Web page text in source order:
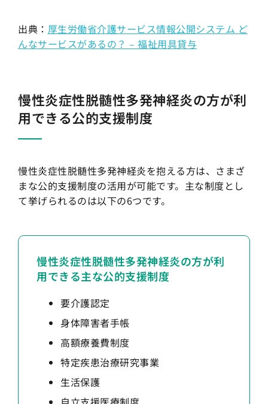
出典： 厚生労働省介護サービス情報公開システム ど
んなサービスがあるの？ – 福祉用具貸与
慢性炎症性脱髄性多発神経炎の方が利
用できる公的支援制度
慢性炎症性脱髄性多発神経炎を抱える方は、さまざ
まな公的支援制度の活用が可能です。主な制度とし
て挙げられるのは以下の6つです。
慢性炎症性脱髄性多発神経炎の方が利
用できる主な公的支援制度
要介護認定
身体障害者手帳
高額療養費制度
特定疾患治療研究事業
生活保護